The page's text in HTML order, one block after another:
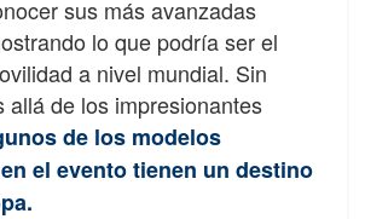
sus más avanzadas
lo que podría ser el
a nivel mundial. Sin
allá de los impresionantes
de los modelos
el evento tienen un destino